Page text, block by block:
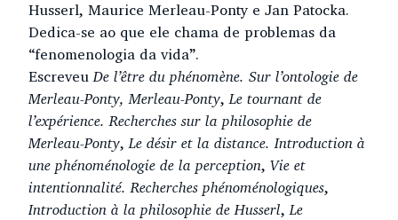
Husserl, Maurice Merleau-Ponty e Jan Patocka.
Dedica-se ao que ele chama de problemas da
“fenomenologia da vida”.
EscreveuDe l’être du phénomène. Sur l’ontologie de
Merleau-Ponty, Merleau-Ponty,Le tournant de
l’expérience. Recherches sur la philosophie de
Merleau-Ponty,Le désir et la distance. Introduction à
une phénoménologie de la perception, Vie et
intentionnalité. Recherches phénoménologiques,
Introduction à la philosophie de Husserl,Le